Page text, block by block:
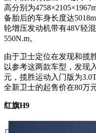
高分别为
备胎后的车身长度达
轮增压发动机带有48V轻
550N.m。
由于卫士定位在发现和揽
以参考这两款车型 ，发现
元，揽胜运动入门版为
全新卫士的起售价在80万
红旗H9